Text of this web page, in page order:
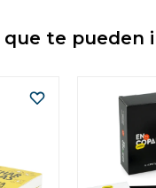
que te pueden